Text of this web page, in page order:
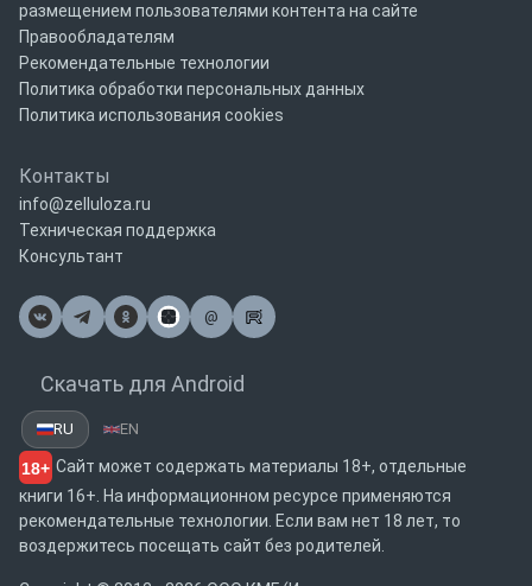
размещением пользователями контента на сайте
Правообладателям
Рекомендательные технологии
Политика обработки персональных данных
Политика использования cookies
Контакты
info@zelluloza.ru
Техническая поддержка
Консультант
@
Почта
Скачать для Android
RU EN
18+ Сайт может содержать материалы 18+, отдельные
книги 16+. На информационном ресурсе применяются
рекомендательные технологии. Если вам нет 18 лет, то
воздержитесь посещать сайт без родителей.